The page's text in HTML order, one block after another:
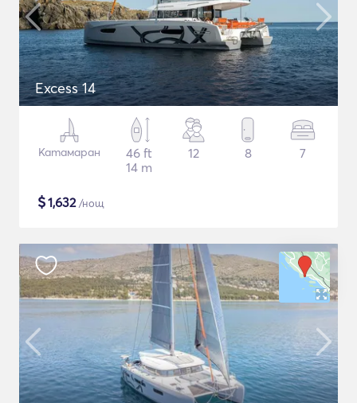
Excess 14
Катамаран
46 ft
14 m
12 8 7
$1,632/нощ